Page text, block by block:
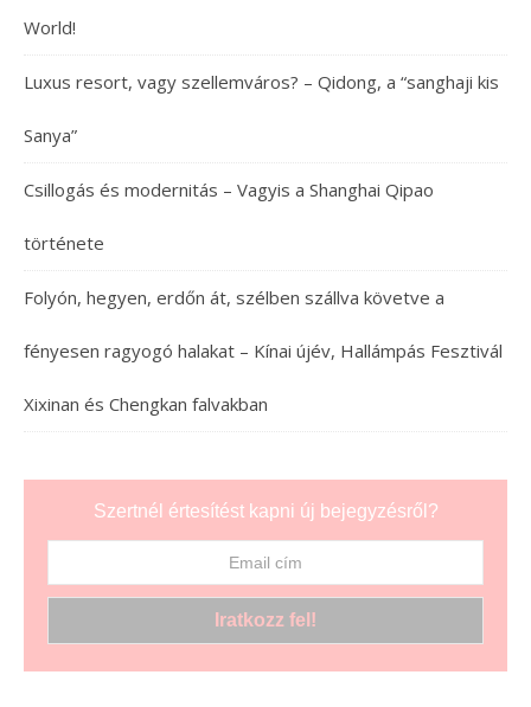
World!
Luxus resort, vagy szellemváros? – Qidong, a “sanghaji kis
Sanya”
Csillogás és modernitás – Vagyis a Shanghai Qipao
története
Folyón, hegyen, erdőn át, szélben szállva követve a
fényesen ragyogó halakat – Kínai újév, Hallámpás Fesztivál
Xixinan és Chengkan falvakban
Szertnél értesítést kapni új bejegyzésről?